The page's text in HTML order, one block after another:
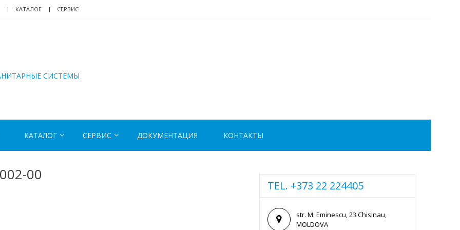
КАТАЛОГ СЕРВИС
СИСТЕМЫ
КАТАЛОГ СЕРВИС ДОКУМЕНТАЦИЯ КОНТАКТЫ
00
TEL. +373 22 224405
str. M. Eminescu, 23 Chisinau,
MOLDOVA